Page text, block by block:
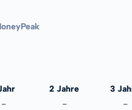
-
2 Jahre
-
3
-